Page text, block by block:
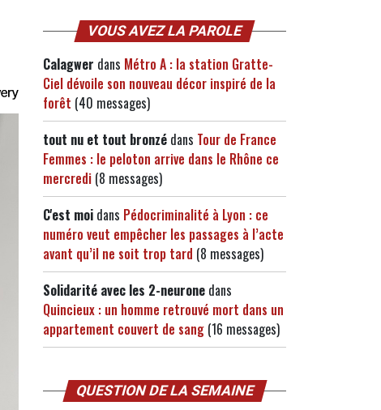
VOUS AVEZ LA PAROLE
Calagwer dans Métro A : la station Gratte-
Ciel dévoile son nouveau décor inspiré de la
forêt (40 messages)
tout nu et tout bronzé dans Tour de France
Femmes : le peloton arrive dans le Rhône ce
mercredi (8 messages)
C'est moi dans Pédocriminalité à Lyon : ce
numéro veut empêcher les passages à l’acte
avant qu’il ne soit trop tard (8 messages)
Solidarité avec les 2-neurone dans
Quincieux : un homme retrouvé mort dans un
appartement couvert de sang (16 messages)
QUESTION DE LA SEMAINE